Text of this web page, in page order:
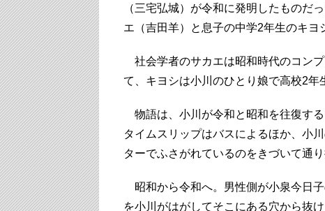
（三宅弘城）が令和に発明したものだ
エ（吉田羊）と息子の中学2年生のキヨ
社会学者のサカエは昭和時代のコン
て、キヨシは小川のひとり娘で高校2年
物語は、小川が令和と昭和を往復す
タイムスリップはバスによるほか、小
ターでふさがれているのをきづいて通り
昭和から令和へ。男性側が小泉今日
を小川がはがしてそこにある穴から抜